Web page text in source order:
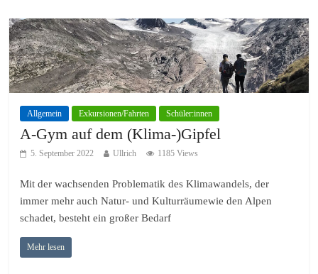
Allgemein Exkursionen/Fahrten Schüler:innen
A-Gym auf dem (Klima-)Gipfel
5. September 2022 Ullrich 1185 Views
Mit der wachsenden Problematik des Klimawandels, der
immer mehr auch Natur- und Kulturräumewie den Alpen
schadet, besteht ein großer Bedarf
Mehr lesen